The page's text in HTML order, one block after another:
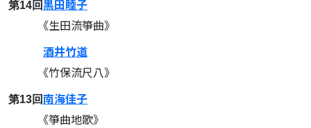
第14回黒田睦子
《生田流箏曲》
酒井竹道
《竹保流尺八》
第13回南海佳子
《箏曲地歌》